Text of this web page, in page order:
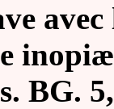
avec
BG.